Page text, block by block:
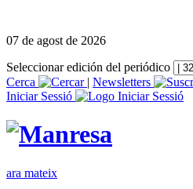
07 de agost de 2026
Seleccionar edición del periódico
Cerca
| Newsletters
Iniciar Sessió
ara mateix